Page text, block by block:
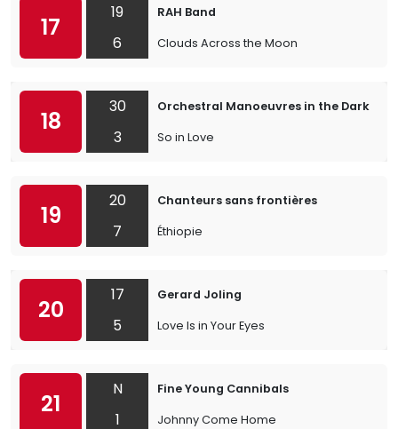
17
19
6
RAH Band
Clouds Across the Moon
18
30
3
Orchestral Manoeuvres in the Dark
So in Love
19
20
7
Chanteurs sans frontières
Éthiopie
20
17
5
Gerard Joling
Love Is in Your Eyes
21
N
1
Fine Young Cannibals
Johnny Come Home